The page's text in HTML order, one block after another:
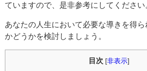
ていますので、是非参考にしてください
あなたの人生において必要な導きを得
かどうかを検討しましょう。
目次 [非表示]